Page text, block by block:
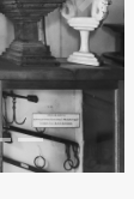
Next